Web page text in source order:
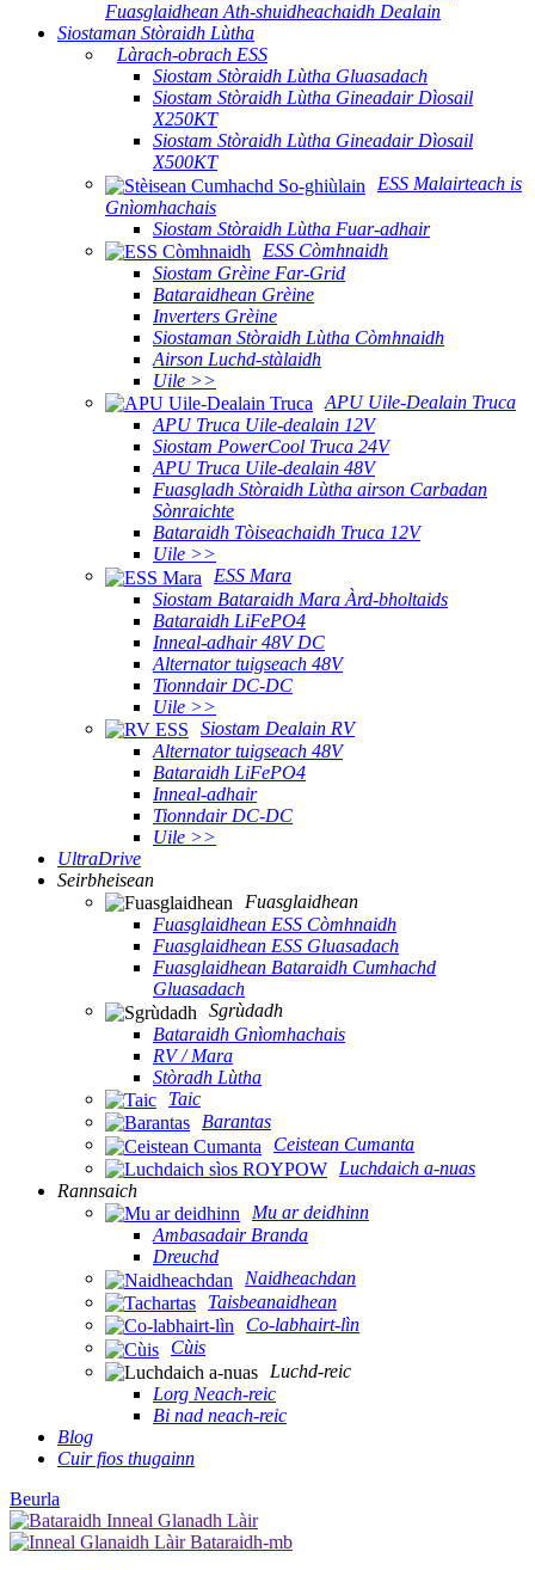
Fuasglaidhean Ath-shuidheachaidh Dealain
Siostaman Stòraidh Lùtha
Làrach-obrach ESS
Siostam Stòraidh Lùtha Gluasadach
Siostam Stòraidh Lùtha Gineadair Dìosail
X250KT
Siostam Stòraidh Lùtha Gineadair Dìosail
X500KT
ESS Malairteach is
Gnìomhachais
Siostam Stòraidh Lùtha Fuar-adhair
ESS Còmhnaidh
Siostam Grèine Far-Grid
Bataraidhean Grèine
Inverters Grèine
Siostaman Stòraidh Lùtha Còmhnaidh
Airson Luchd-stàlaidh
Uile >>
APU Uile-Dealain Truca
APU Truca Uile-dealain 12V
Siostam PowerCool Truca 24V
APU Truca Uile-dealain 48V
Fuasgladh Stòraidh Lùtha airson Carbadan
Sònraichte
Bataraidh Tòiseachaidh Truca 12V
Uile >>
ESS Mara
Siostam Bataraidh Mara Àrd-bholtaids
Bataraidh LiFePO4
Inneal-adhair 48V DC
Alternator tuigseach 48V
Tionndair DC-DC
Uile >>
Siostam Dealain RV
Alternator tuigseach 48V
Bataraidh LiFePO4
Inneal-adhair
Tionndair DC-DC
Uile >>
UltraDrive
Seirbheisean
Fuasglaidhean
Fuasglaidhean ESS Còmhnaidh
Fuasglaidhean ESS Gluasadach
Fuasglaidhean Bataraidh Cumhachd
Gluasadach
Sgrùdadh
Bataraidh Gnìomhachais
RV / Mara
Stòradh Lùtha
Taic
Barantas
Ceistean Cumanta
Luchdaich a-nuas
Rannsaich
Mu ar deidhinn
Ambasadair Branda
Dreuchd
Naidheachdan
Taisbeanaidhean
Co-labhairt-lìn
Cùis
Luchd-reic
Lorg Neach-reic
Bi nad neach-reic
Blog
Cuir fios thugainn
Beurla